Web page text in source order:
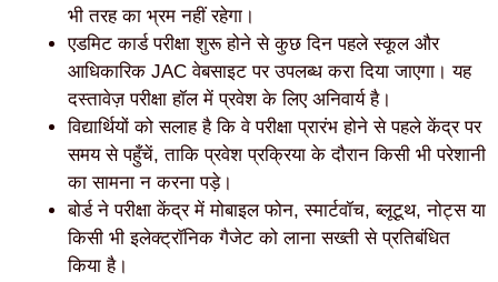
भी तरह का भ्रम नहीं रहेगा।
एडमिट कार्ड परीक्षा शुरू होने से कुछ दिन पहले स्कूल और
आधिकारिक JAC वेबसाइट पर उपलब्ध करा दिया जाएगा। यह
दस्तावेज़ परीक्षा हॉल में प्रवेश के लिए अनिवार्य है।
विद्यार्थियों को सलाह है कि वे परीक्षा प्रारंभ होने से पहले केंद्र पर
समय से पहुँचें, ताकि प्रवेश प्रक्रिया के दौरान किसी भी परेशानी
का सामना न करना पड़े।
बोर्ड ने परीक्षा केंद्र में मोबाइल फोन, स्मार्टवॉच, ब्लूटूथ, नोट्स या
किसी भी इलेक्ट्रॉनिक गैजेट को लाना सख्ती से प्रतिबंधित
किया है।